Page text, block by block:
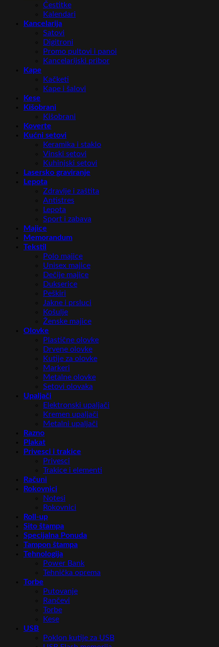
Čestitke
Kalendari
Kancelarija
Satovi
Digitroni
Promo pultovi i panoi
Kancelarijski pribor
Kape
Kačketi
Kape i šalovi
Kese
Kišobrani
Kišobrani
Koverte
Kućni setovi
Keramika i staklo
Vinski setovi
Kuhinjski setovi
Lasersko graviranje
Lepota
Zdravlje i zaštita
Antistres
Lepota
Sport i zabava
Majice
Memorandum
Tekstil
Polo majice
Unisex majice
Dečije majice
Dukserice
Peškiri
Jakne i prsluci
Košulje
Ženske majice
Olovke
Plastične olovke
Drvene olovke
Kutije za olovke
Markeri
Metalne olovke
Setovi olovaka
Upaljači
Elektronski upaljači
Kremen upaljači
Metalni upaljači
Razno
Plakat
Privesci i trakice
Privesci
Trakice i elementi
Računi
Rokovnici
Notesi
Rokovnici
Roll-up
Sito štampa
Specijalna Ponuda
Tampon štampa
Tehnologija
Power Bank
Tehnička oprema
Torbe
Putovanje
Rančevi
Torbe
Kese
USB
Poklon kutije za USB